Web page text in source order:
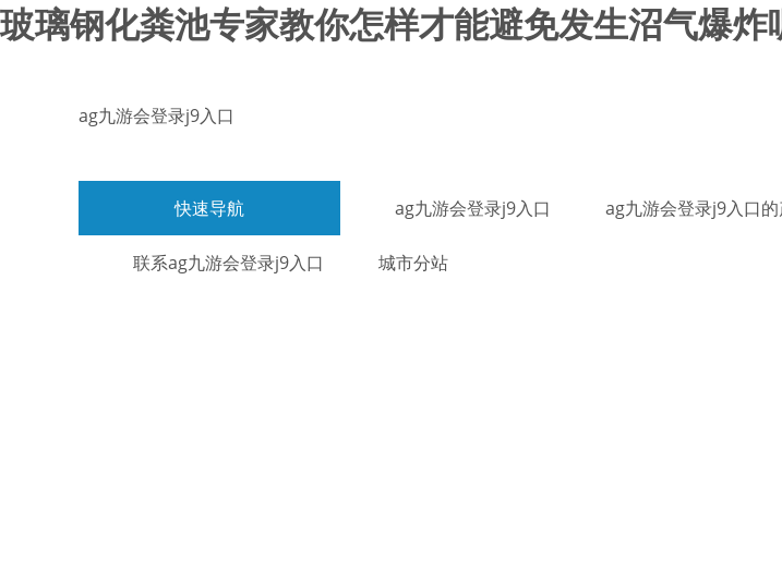
玻璃钢化粪池专家教你怎样才能避免发生沼气爆
ag九游会登录j9入口
快速导航 ag九游会登录j9入口 ag九游会登录j9入口
联系ag九游会登录j9入口 城市分站